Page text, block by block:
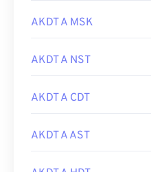
AKDT A MSK
AKDT A NST
AKDT A CDT
AKDT A AST